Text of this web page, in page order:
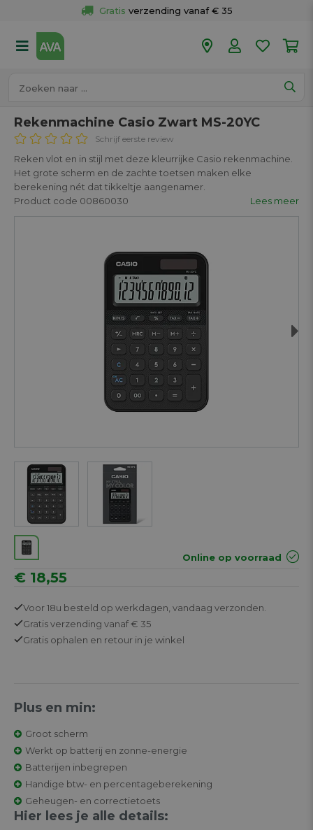
Gratis verzending vanaf € 35
50 winkels
Rekenmachine Casio Zwart MS-20YC
Schrijf eerste review
Reken vlot en in stijl met deze kleurrijke Casio rekenmachine.
Het grote scherm en de zachte toetsen maken elke
berekening nét dat tikkeltje aangenamer.
Product code 00860030
Lees meer
Online op voorraad
€ 18,55
Voor 18u besteld op werkdagen, vandaag verzonden.
Gratisverzending vanaf € 35
Gratis ophalen en retour in je winkel
Plus en min:
Groot scherm
Werkt op batterij en zonne-energie
Batterijen inbegrepen
Handige btw- en percentageberekening
Geheugen- en correctietoets
Hier lees je alle details: